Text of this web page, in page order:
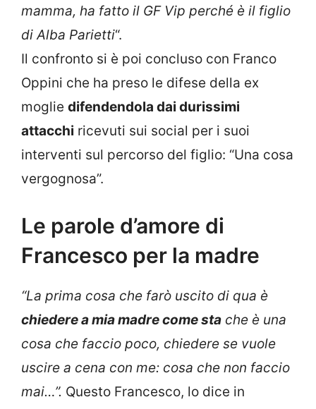
mamma, ha fatto il GF Vip perché è il figlio
di Alba Parietti“.
Il confronto si è poi concluso con Franco
Oppini che ha preso le difese della ex
moglie difendendola dai durissimi
attacchi ricevuti sui social per i suoi
interventi sul percorso del figlio: “Una cosa
vergognosa”.
Le parole d’amore di
Francesco per la madre
“La prima cosa che farò uscito di qua è
chiedere a mia madre come sta che è una
cosa che faccio poco, chiedere se vuole
uscire a cena con me: cosa che non faccio
mai…”. Questo Francesco, lo dice in